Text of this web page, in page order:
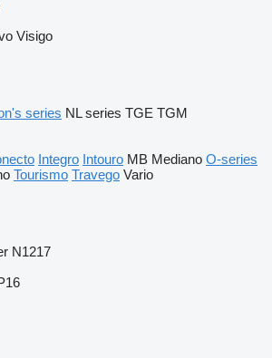
Visigo
series NL series TGE TGM
Integro Intouro MB Mediano O-series
Tourismo Travego Vario
N1217